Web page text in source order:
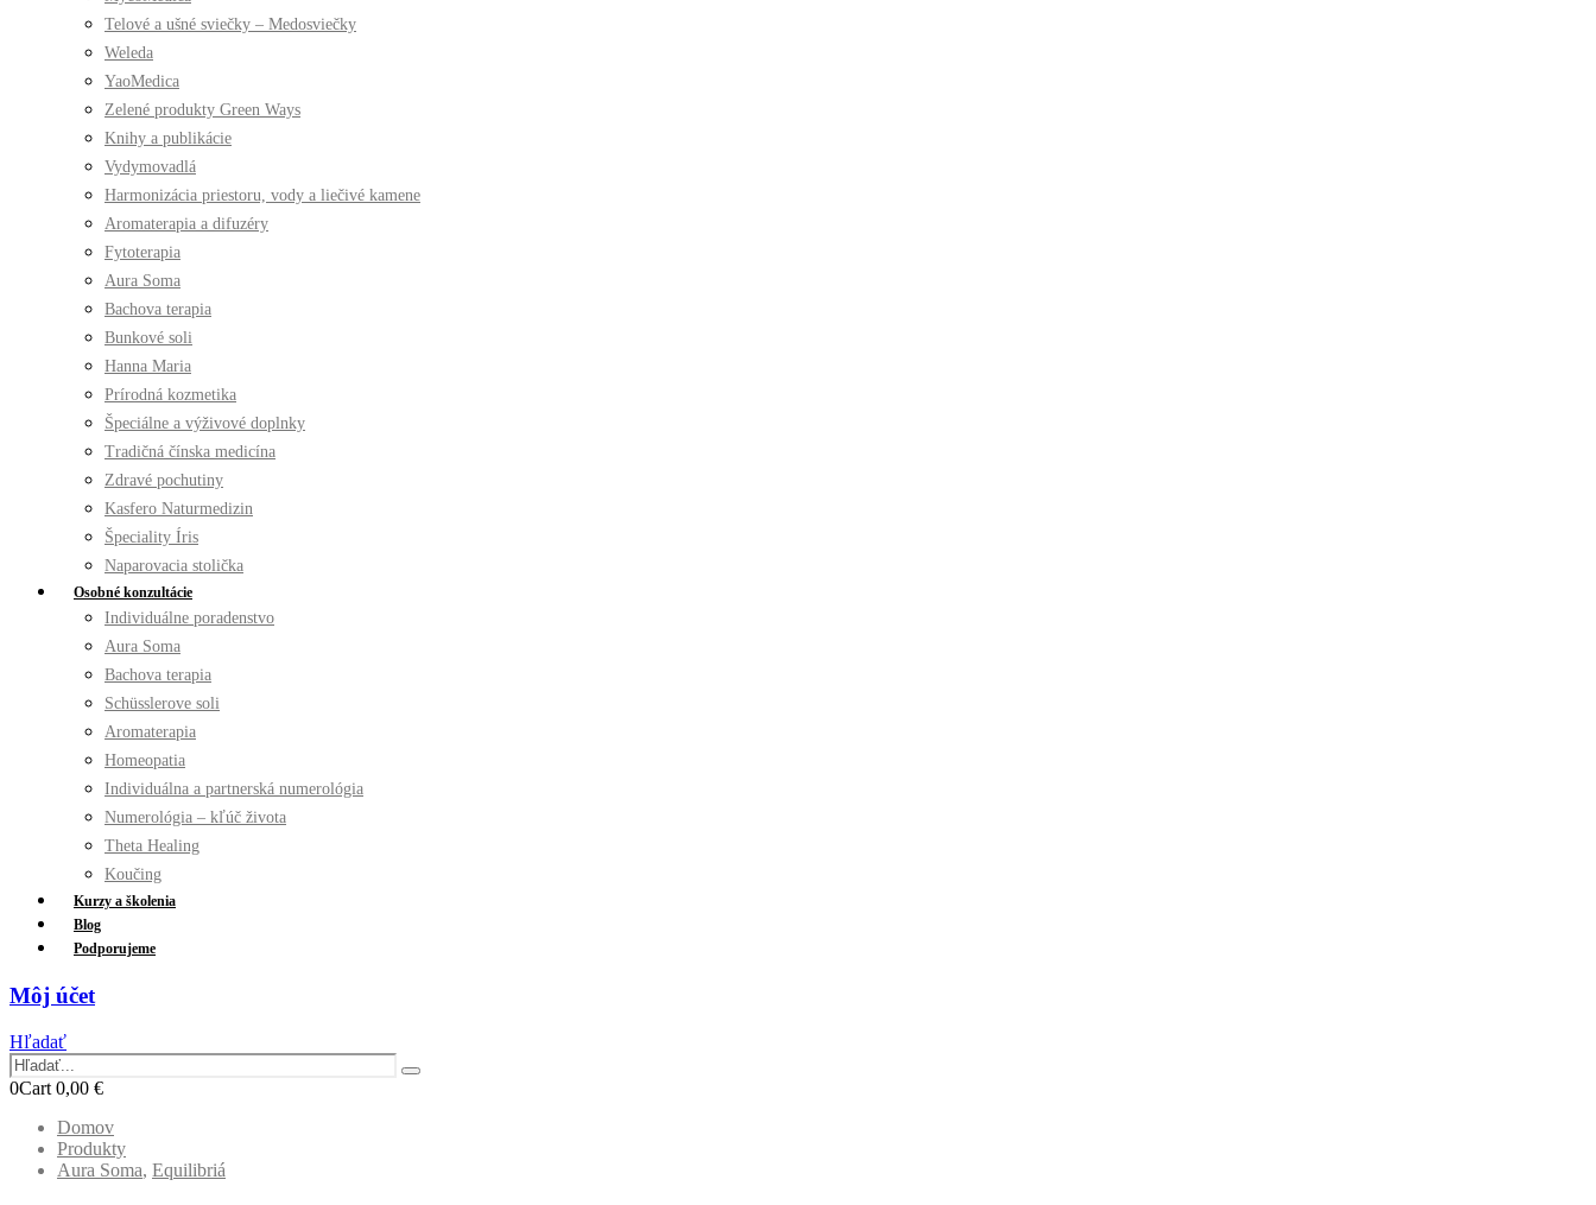
Telové a ušné sviečky – Medosviečky
Weleda
YaoMedica
Zelené produkty Green Ways
Knihy a publikácie
Vydymovadlá
Harmonizácia priestoru, vody a liečivé kamene
Aromaterapia a difuzéry
Fytoterapia
Aura Soma
Bachova terapia
Bunkové soli
Hanna Maria
Prírodná kozmetika
Špeciálne a výživové doplnky
Tradičná čínska medicína
Zdravé pochutiny
Kasfero Naturmedizin
Špeciality Íris
Naparovacia stolička
Osobné konzultácie
Individuálne poradenstvo
Aura Soma
Bachova terapia
Schüsslerove soli
Aromaterapia
Homeopatia
Individuálna a partnerská numerológia
Numerológia – kľúč života
Theta Healing
Koučing
Kurzy a školenia
Blog
Podporujeme
Môj účet
Hľadať
0Cart 0,00 €
Domov
Produkty
Aura Soma, Equilibriá